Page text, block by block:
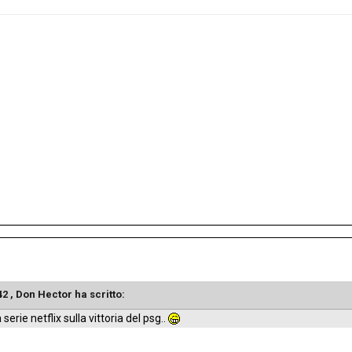
, Don Hector ha scritto:
netflix sulla vittoria del psg..